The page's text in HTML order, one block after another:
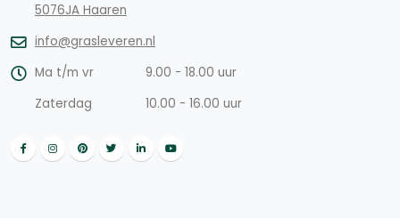
5076JA Haaren
info@grasleveren.nl
Ma t/m vr
9.00 - 18.00 uur
Zaterdag
10.00 - 16.00 uur